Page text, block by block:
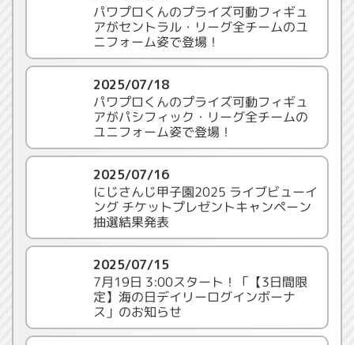
パワプロくんのプライズ可動フィギュ
アがセントラル・リーグ全チームのユ
ニフォーム姿で登場！
2025/07/18
パワプロくんのプライズ可動フィギュ
アがパシフィック・リーグ全チームの
ユニフォーム姿で登場！
2025/07/16
にじさんじ甲子園2025 ライブビューイ
ング チケットプレゼントキャンペーン
抽選結果発表
2025/07/15
7月19日 3:00スタート！「【3日間限
定】海の日デイリーログインボーナ
ス」のお知らせ